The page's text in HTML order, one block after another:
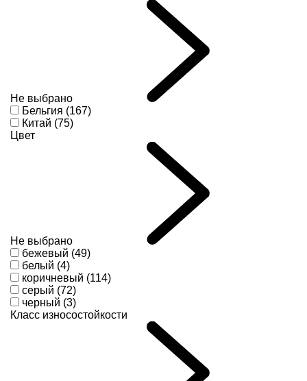
Не выбрано
Бельгия (167)
Китай (75)
Цвет
Не выбрано
бежевый (49)
белый (4)
коричневый (114)
серый (72)
черный (3)
Класс износостойкости